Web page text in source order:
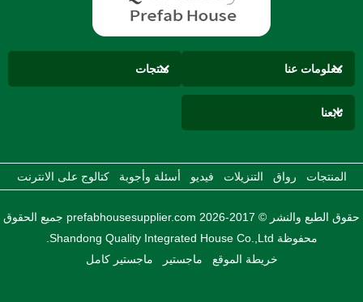
معلومات عنا منتجات
تابعنا
المنتجات رواق التنزيلات فيديو أسئلة وأجوبة كتالوج على الانترنت
حقوق الطبع والنشر © 2017-2026 prefabhousesupplier.com جميع الحقوق
محفوظة Shandong Quality Integrated House Co.,Ltd.
خريطة الموقع
ماجستير ماجستير كامل